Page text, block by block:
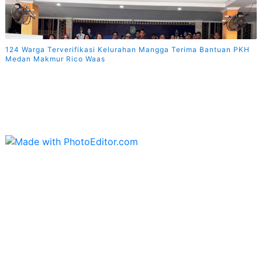
124 Warga Terverifikasi Kelurahan Mangga Terima Bantuan PKH
Medan Makmur Rico Waas